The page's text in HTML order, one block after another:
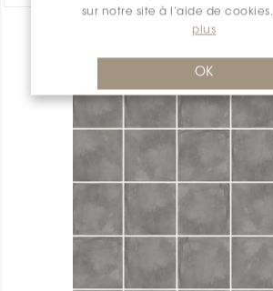
sur notre site à l’aide de cookies.
plus
OK